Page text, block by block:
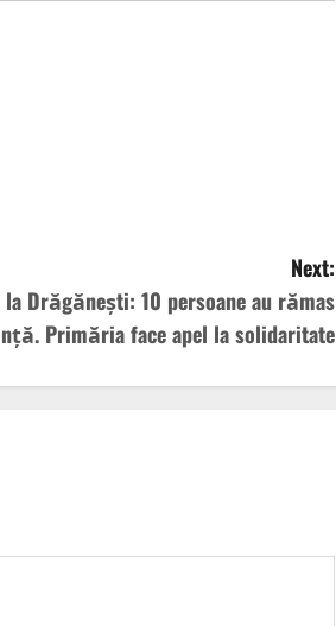
Next:
Drăgănești: 10 persoane au rămas
Primăria face apel la solidaritate